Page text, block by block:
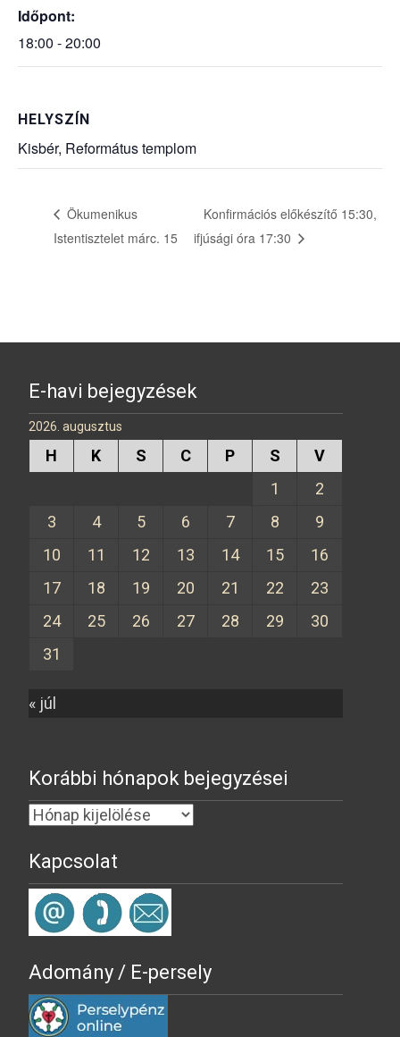
Időpont:
18:00 - 20:00
HELYSZÍN
Kisbér, Református templom
Ökumenikus
Istentisztelet márc. 15
Konfirmációs előkészítő 15:30,
ifjúsági óra 17:30
E-havi bejegyzések
2026. augusztus
H K S C P S
V
1
2
3
4 5 6 7 8
9
10
11 12 13 14 15
16
17
18 19 20 21 22
23
24
25 26 27 28 29
30
31
« júl
Korábbi hónapok bejegyzései
Kapcsolat
Adomány / E-persely